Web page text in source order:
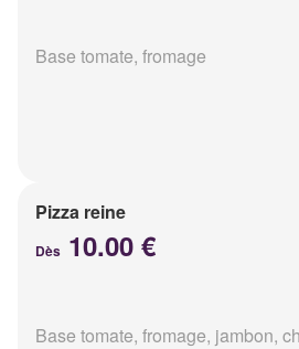
Base tomate, fromage
Pizza reine
Dès 10.00 €
Base tomate, fromage, jambon,